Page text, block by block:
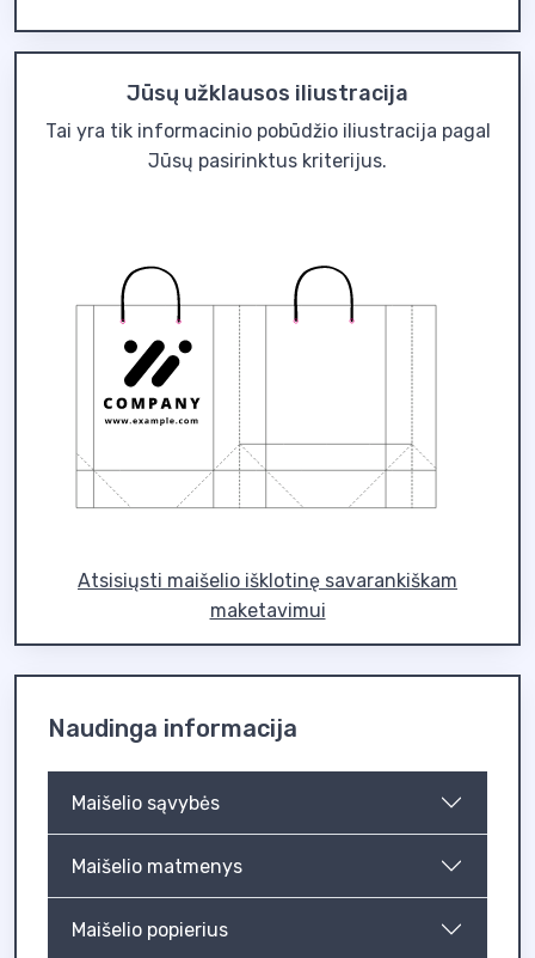
Jūsų užklausos iliustracija
Tai yra tik informacinio pobūdžio iliustracija pagal
Jūsų pasirinktus kriterijus.
Atsisiųsti maišelio išklotinę savarankiškam
maketavimui
Naudinga informacija
Maišelio sąvybės
Maišelio matmenys
Maišelio popierius